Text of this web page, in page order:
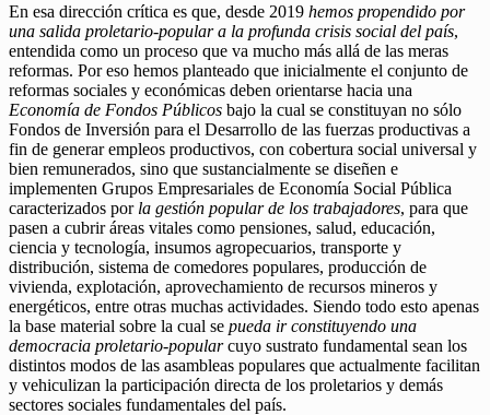
En esa dirección crítica es que, desde 2019 hemos propendido por
una salida proletario-popular a la profunda crisis social del país,
entendida como un proceso que va mucho más allá de las meras
reformas. Por eso hemos planteado que inicialmente el conjunto de
reformas sociales y económicas deben orientarse hacia una
Economía de Fondos Públicos bajo la cual se constituyan no sólo
Fondos de Inversión para el Desarrollo de las fuerzas productivas a
fin de generar empleos productivos, con cobertura social universal y
bien remunerados, sino que sustancialmente se diseñen e
implementen Grupos Empresariales de Economía Social Pública
caracterizados por la gestión popular de los trabajadores, para que
pasen a cubrir áreas vitales como pensiones, salud, educación,
ciencia y tecnología, insumos agropecuarios, transporte y
distribución, sistema de comedores populares, producción de
vivienda, explotación, aprovechamiento de recursos mineros y
energéticos, entre otras muchas actividades. Siendo todo esto apenas
la base material sobre la cual se pueda ir constituyendo una
democracia proletario-popularcuyo sustrato fundamental sean los
distintos modos de las asambleas populares que actualmente facilitan
y vehiculizan la participación directa de los proletarios y demás
sectores sociales fundamentales del país.